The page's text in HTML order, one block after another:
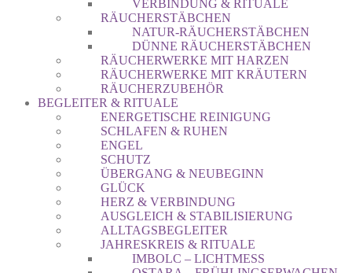
VERBINDUNG & RITUALE
RÄUCHERSTÄBCHEN
NATUR-RÄUCHERSTÄBCHEN
DÜNNE RÄUCHERSTÄBCHEN
RÄUCHERWERKE MIT HARZEN
RÄUCHERWERKE MIT KRÄUTERN
RÄUCHERZUBEHÖR
BEGLEITER & RITUALE
ENERGETISCHE REINIGUNG
SCHLAFEN & RUHEN
ENGEL
SCHUTZ
ÜBERGANG & NEUBEGINN
GLÜCK
HERZ & VERBINDUNG
AUSGLEICH & STABILISIERUNG
ALLTAGSBEGLEITER
JAHRESKREIS & RITUALE
IMBOLC – LICHTMESS